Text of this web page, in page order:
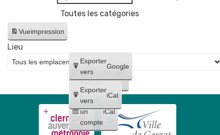
Toutes les catégories
Vueimpression
Créer
un
compte
Google
Créer
un
compte
iCal
Exporter
vers
Google
Exporter
vers
iCal
Lieu